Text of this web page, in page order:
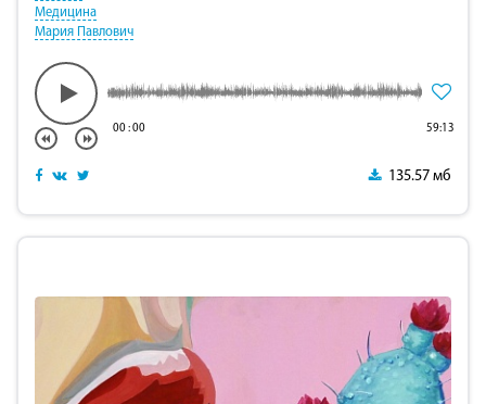
Медицина
Мария Павлович
00:00 59:13
135.57 мб